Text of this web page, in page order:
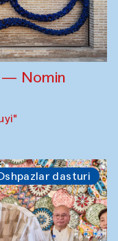
— Nomin
dasturi